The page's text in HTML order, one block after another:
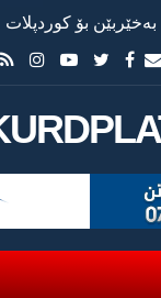
بەخێربێن بۆ کوردپلات